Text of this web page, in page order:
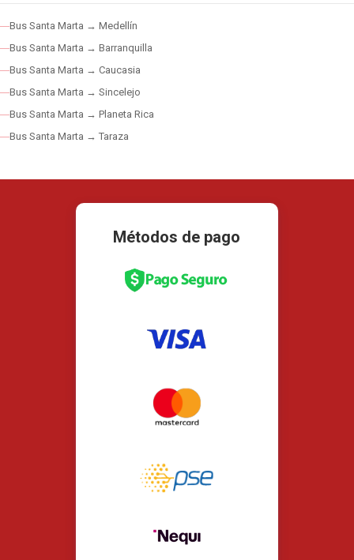
Bus Santa Marta → Medellín
Bus Santa Marta → Barranquilla
Bus Santa Marta → Caucasia
Bus Santa Marta → Sincelejo
Bus Santa Marta → Planeta Rica
Bus Santa Marta → Taraza
Métodos de pago